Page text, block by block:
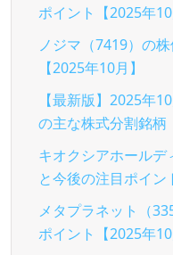
ポイント【2025年10
ノジマ（7419）の
【2025年10月】
【最新版】2025年
の主な株式分割銘柄
キオクシアホールデ
と今後の注目ポイン
メタプラネット（
ポイント【2025年10